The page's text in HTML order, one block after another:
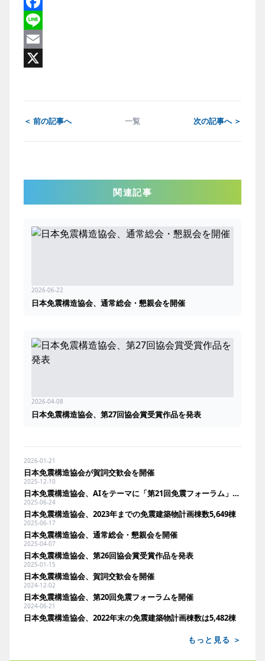
Facebook
Line
Email
＜ 前の記事へ 一覧 次の記事へ ＞
関連記事
2026-06-22
日本免震構造協会、通常総会・懇親会を開催
2026-04-08
日本免震構造協会、第27回協会賞受賞作品を発表
2026-01-21
日本免震構造協会が賀詞交歓会を開催
2025-12-10
日本免震構造協会、AIをテーマに「第21回免震フォーラム」を開催
2025-06-24
日本免震構造協会、2023年までの免震建築物計画棟数5,649棟
2025-06-17
日本免震構造協会、通常総会・懇親会を開催
2025-04-07
日本免震構造協会、第26回協会賞受賞作品を発表
2025-01-15
日本免震構造協会、賀詞交歓会を開催
2024-12-02
日本免震構造協会、第20回免震フォーラムを開催
2024-06-21
日本免震構造協会、2022年末の免震建築物計画棟数は5,482棟
もっと見る ＞